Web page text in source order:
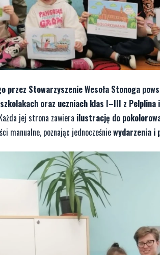
Stowarzyszenie Wesoła Stonoga
oraz uczniach klas I–III z Pelplina
jej strona zawiera ilustrację do
manualne, poznając jednocześniewydarzenia